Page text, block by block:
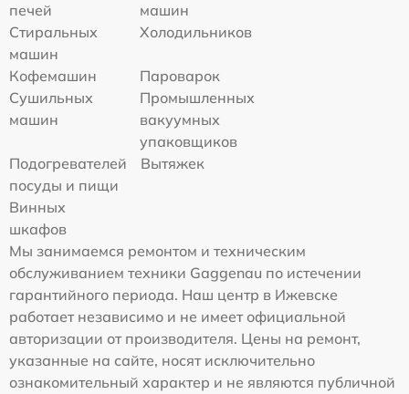
печей
машин
Стиральных
машин
Холодильников
Кофемашин
Пароварок
Сушильных
машин
Промышленных
вакуумных
упаковщиков
Подогревателей
посуды и пищи
Вытяжек
Винных
шкафов
Мы занимаемся ремонтом и техническим
обслуживанием техники Gaggenau по истечении
гарантийного периода. Наш центр в Ижевске
работает независимо и не имеет официальной
авторизации от производителя. Цены на ремонт,
указанные на сайте, носят исключительно
ознакомительный характер и не являются публичной